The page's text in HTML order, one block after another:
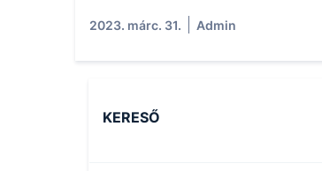
2023. márc. 31. Admin
KERESŐ